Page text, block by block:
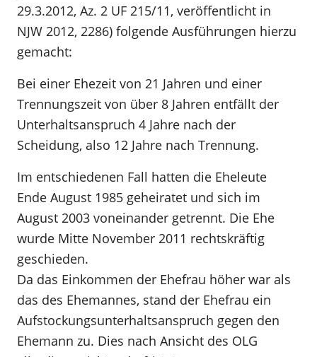
29.3.2012, Az. 2 UF 215/11, veröffentlicht in
NJW 2012, 2286) folgende Ausführungen hierzu
gemacht:
Bei einer Ehezeit von 21 Jahren und einer
Trennungszeit von über 8 Jahren entfällt der
Unterhaltsanspruch 4 Jahre nach der
Scheidung, also 12 Jahre nach Trennung.
Im entschiedenen Fall hatten die Eheleute
Ende August 1985 geheiratet und sich im
August 2003 voneinander getrennt. Die Ehe
wurde Mitte November 2011 rechtskräftig
geschieden.
Da das Einkommen der Ehefrau höher war als
das des Ehemannes, stand der Ehefrau ein
Aufstockungsunterhaltsanspruch gegen den
Ehemann zu. Dies nach Ansicht des OLG